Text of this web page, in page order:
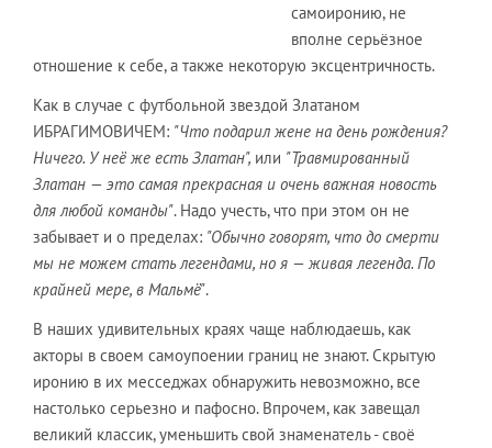
самоиронию, не
вполне серьёзное
отношение к себе, а также некоторую эксцентричность.
Как в случае с футбольной звездой Златаном
ИБРАГИМОВИЧЕМ: "Что подарил жене на день рождения?
Ничего. У неё же есть Златан", или "Травмированный
Златан — это самая прекрасная и очень важная новость
для любой команды". Надо учесть, что при этом он не
забывает и о пределах: "Обычно говорят, что до смерти
мы не можем стать легендами, но я — живая легенда. По
крайней мере, в Мальмё".
В наших удивительных краях чаще наблюдаешь, как
акторы в своем самоупоении границ не знают. Скрытую
иронию в их месседжах обнаружить невозможно, все
настолько серьезно и пафосно. Впрочем, как завещал
великий классик, уменьшить свой знаменатель - своё